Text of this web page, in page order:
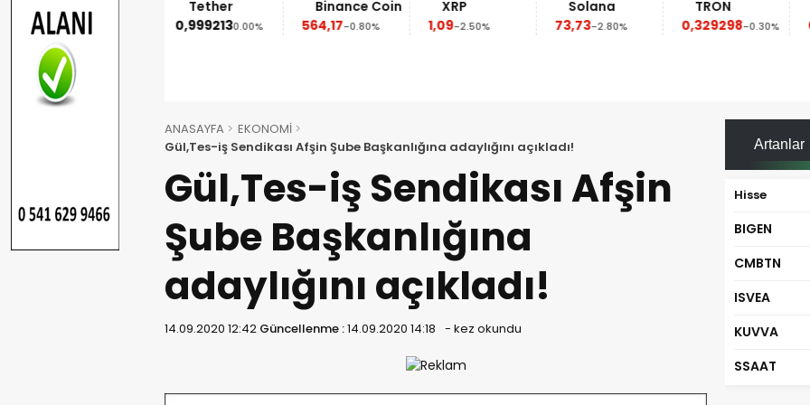
Ethereum
1.852,95
Tether
0,9992130.00%
Binance Coin
564,17-0.80%
XRP
1,09-2.50%
Solana
73,73-2.80%
TRON
0,329298-0.30%
ANASAYFA
EKONOMİ
Gül,Tes-iş Sendikası Afşin Şube Başkanlığına adaylığını açıkladı!
Gül,Tes-iş Sendikası Afşin
Şube Başkanlığına
adaylığını açıkladı!
14.09.2020 12:42 Güncellenme :14.09.2020 14:18 - kez okundu
Artanlar
Hisse
BIGEN
CMBTN
ISVEA
KUVVA
SSAAT